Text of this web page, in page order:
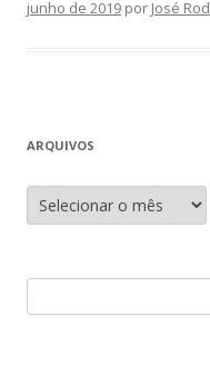
junho de 2019 por José
ARQUIVOS
A
q
o
e